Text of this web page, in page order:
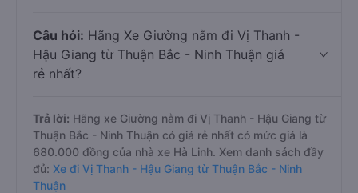
Câu hỏi: Hãng Xe Giường nằm đi Vị Thanh -
Hậu Giang từ Thuận Bắc - Ninh Thuận giá
rẻ nhất?
Trả lời: Hãng xe Giường nằm đi Vị Thanh - Hậu Giang từ
Thuận Bắc - Ninh Thuận có giá rẻ nhất có mức giá là
680.000 đồng của nhà xe Hà Linh. Xem danh sách đầy
đủ: Xe đi Vị Thanh - Hậu Giang từ Thuận Bắc - Ninh
Thuận